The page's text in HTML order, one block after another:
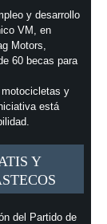
y desarrollo
VM, en
Motors,
60 becas para
y
está
Y
del Partido de